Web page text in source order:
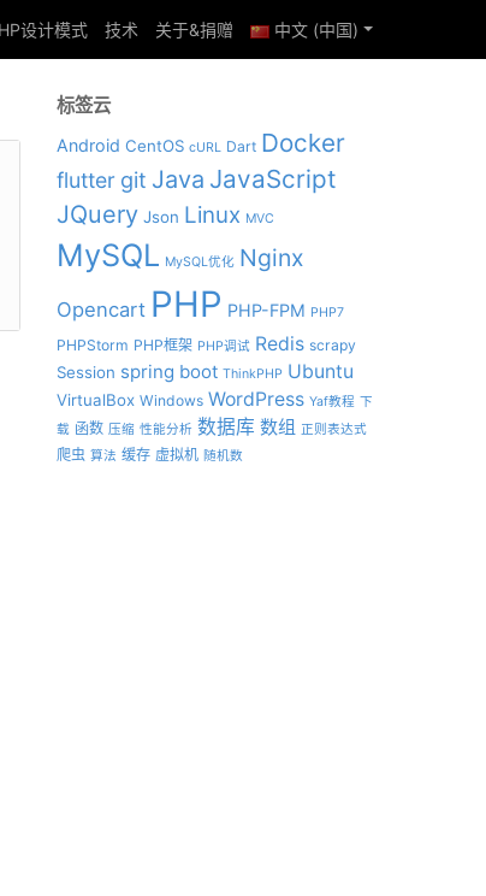
设计模式 技术 关于&捐赠 中文 (中国)
标签云
Android CentOS cURL Dart Docker
flutter git Java JavaScript
JQuery Json Linux MVC
MySQL MySQL优化 Nginx
Opencart PHP PHP-FPM PHP7
PHPStorm PHP框架 PHP调试 Redis scrapy
Session spring boot ThinkPHP Ubuntu
VirtualBox Windows WordPress Yaf教程 下
载 函数 压缩 性能分析 数据库 数组 正则表达式
爬虫 算法 缓存 虚拟机 随机数